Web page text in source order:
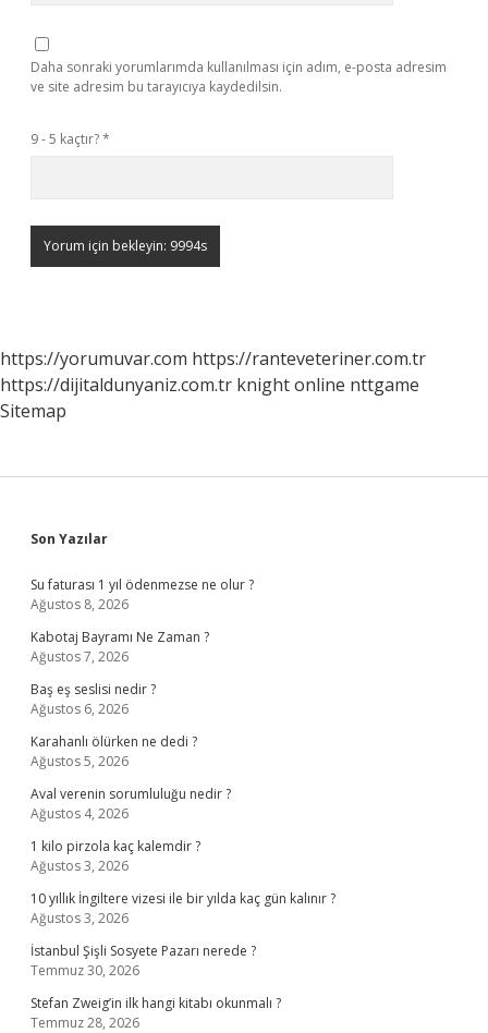
Daha sonraki yorumlarımda kullanılması için adım, e-posta adresim
ve site adresim bu tarayıcıya kaydedilsin.
9 - 5 kaçtır?*
https://yorumuvar.com https://ranteveteriner.com.tr
https://dijitaldunyaniz.com.tr knight online nttgame
Sitemap
Sidebar
Son Yazılar
Su faturası 1 yıl ödenmezse ne olur ?
Ağustos 8, 2026
Kabotaj Bayramı Ne Zaman ?
Ağustos 7, 2026
Baş eş seslisi nedir ?
Ağustos 6, 2026
Karahanlı ölürken ne dedi ?
Ağustos 5, 2026
Aval verenin sorumluluğu nedir ?
Ağustos 4, 2026
1 kilo pirzola kaç kalemdir ?
Ağustos 3, 2026
10 yıllık İngiltere vizesi ile bir yılda kaç gün kalınır ?
Ağustos 3, 2026
İstanbul Şişli Sosyete Pazarı nerede ?
Temmuz 30, 2026
Stefan Zweig’in ilk hangi kitabı okunmalı ?
Temmuz 28, 2026